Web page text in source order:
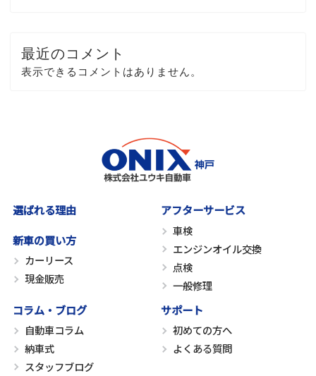
最近のコメント
表示できるコメントはありません。
選ばれる理由
新車の買い方
カーリース
現金販売
アフターサービス
車検
エンジンオイル交換
点検
一般修理
コラム・ブログ
自動車コラム
納車式
スタッフブログ
サポート
初めての方へ
よくある質問